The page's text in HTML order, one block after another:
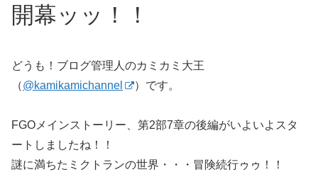
開幕ッッ！！
どうも！ブログ管理人のカミカミ大王
（@kamikamichannel ）です。
FGOメインストーリー、第2部7章の後編がいよいよスタ
ートしましたね！！
謎に満ちたミクトランの世界・・・冒険続行ゥゥ！！